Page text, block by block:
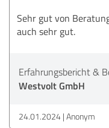
Sehr gut von
auch sehr gut.
Erfahrungsbericht &
Westvolt GmbH
24.01.2024 Anonym